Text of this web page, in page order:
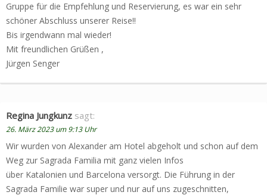
Gruppe für die Empfehlung und Reservierung, es war ein sehr
schöner Abschluss unserer Reise!!
Bis irgendwann mal wieder!
Mit freundlichen Grüßen ,
Jürgen Senger
Regina Jungkunz sagt:
26. März 2023 um 9:13 Uhr
Wir wurden von Alexander am Hotel abgeholt und schon auf dem
Weg zur Sagrada Familia mit ganz vielen Infos
über Katalonien und Barcelona versorgt. Die Führung in der
Sagrada Familie war super und nur auf uns zugeschnitten,